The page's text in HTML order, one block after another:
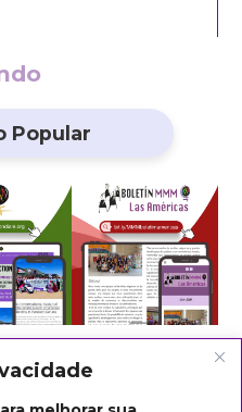
Popular